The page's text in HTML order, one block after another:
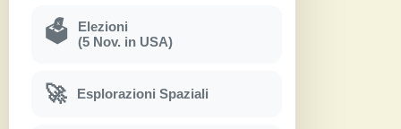
🗳
Elezioni
(5 Nov. in USA)
🚀 Esplorazioni Spaziali